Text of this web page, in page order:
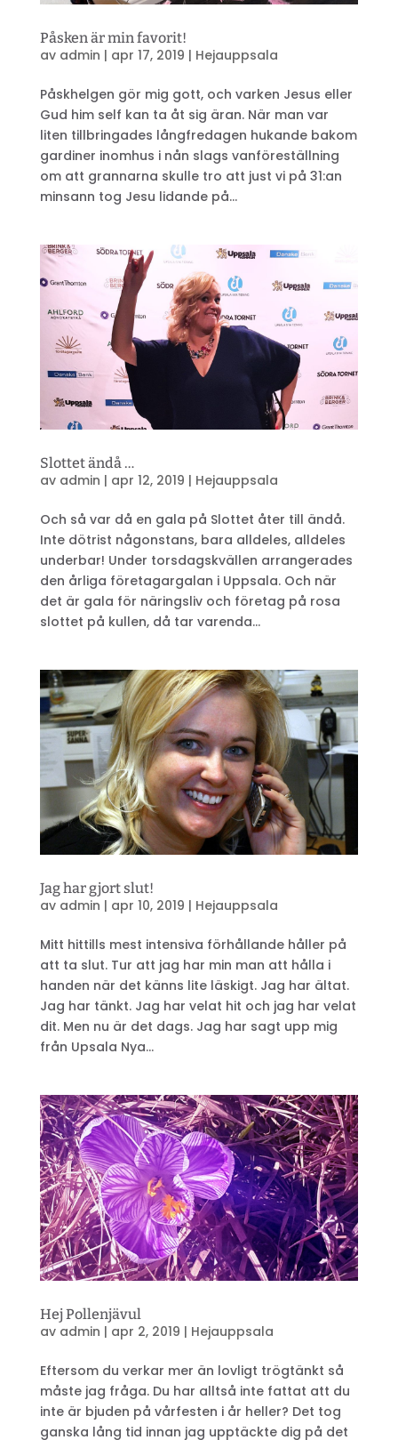
Påsken är min favorit!
av admin | apr 17, 2019 | Hejauppsala
Påskhelgen gör mig gott, och varken Jesus eller
Gud him self kan ta åt sig äran. När man var
liten tillbringades långfredagen hukande bakom
gardiner inomhus i nån slags vanföreställning
om att grannarna skulle tro att just vi på 31:an
minsann tog Jesu lidande på...
Slottet ändå …
av admin | apr 12, 2019 | Hejauppsala
Och så var då en gala på Slottet åter till ändå.
Inte dötrist någonstans, bara alldeles, alldeles
underbar! Under torsdagskvällen arrangerades
den årliga företagargalan i Uppsala. Och när
det är gala för näringsliv och företag på rosa
slottet på kullen, då tar varenda...
Jag har gjort slut!
av admin | apr 10, 2019 | Hejauppsala
Mitt hittills mest intensiva förhållande håller på
att ta slut. Tur att jag har min man att hålla i
handen när det känns lite läskigt. Jag har ältat.
Jag har tänkt. Jag har velat hit och jag har velat
dit. Men nu är det dags. Jag har sagt upp mig
från Upsala Nya...
Hej Pollenjävul
av admin | apr 2, 2019 | Hejauppsala
Eftersom du verkar mer än lovligt trögtänkt så
måste jag fråga. Du har alltså inte fattat att du
inte är bjuden på vårfesten i år heller? Det tog
ganska lång tid innan jag upptäckte dig på det